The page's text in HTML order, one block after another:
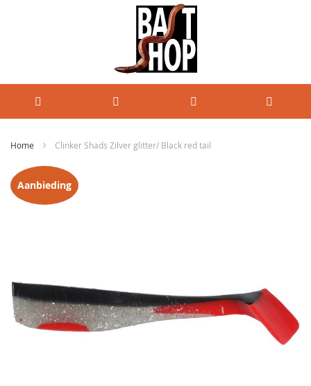
Home Clinker Shads Zilver glitter/ Black red tail
Ga
naar
het
Aanbieding